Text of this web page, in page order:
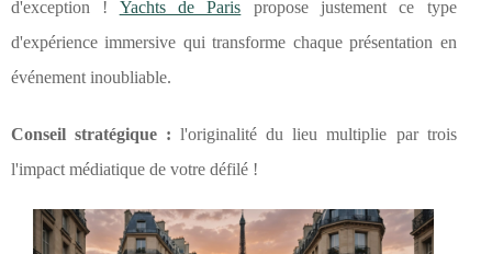
d'exception ! Yachts de Paris propose justement ce type
d'expérience immersive qui transforme chaque présentation en
événement inoubliable.
Conseil stratégique : l'originalité du lieu multiplie par trois
l'impact médiatique de votre défilé !